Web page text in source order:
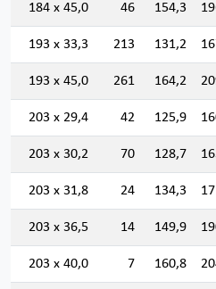
184 x 45,0 46 154,3
193 x 33,3 213 131,2
193 x 45,0 261 164,2
203 x 29,4 42 125,9
203 x 30,2 70 128,7
203 x 31,8 24 134,3
203 x 36,5 14 149,9
203 x 40,0 7 160,8